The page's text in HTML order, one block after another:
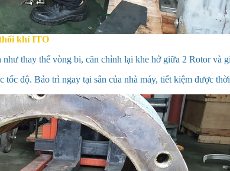
khí ITO
thay thế vòng bi, căn chỉnh lại khe hở giữa 2 Rotor và
độ. Bảo trì ngay tại sân của nhà máy, tiết kiệm được